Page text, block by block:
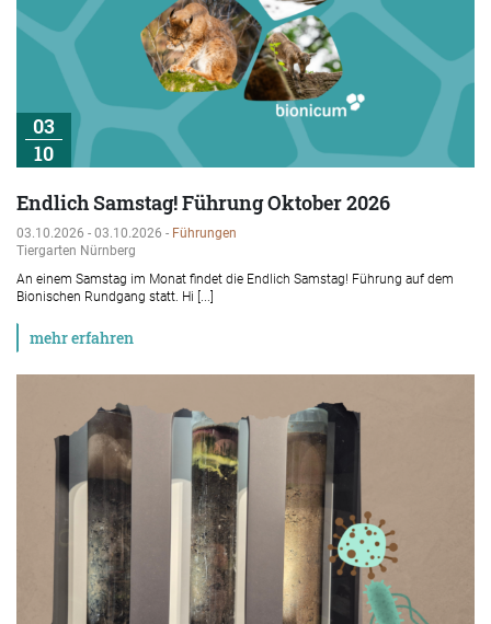
03
10
Endlich Samstag! Führung Oktober 2026
03.10.2026 - 03.10.2026 - Führungen
Tiergarten Nürnberg
An einem Samstag im Monat findet die Endlich Samstag! Führung auf dem
Bionischen Rundgang statt. Hi [...]
mehr erfahren